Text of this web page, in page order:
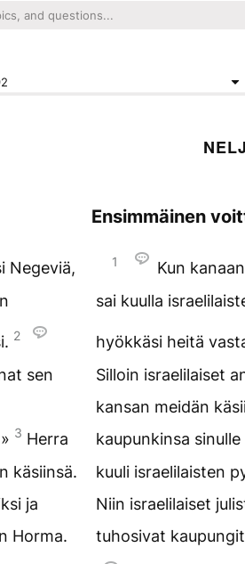
Negeviä,
2
sen
3 Herra
käsiinsä.
ja
Horma.
Ensimmäinen
1
Kun
sai kuulla
hyökkäsi heitä
Silloin israelilaiset
kansan meidän
kaupunkinsa
kuuli israelilaisten
Niin israelilaiset
tuhosivat